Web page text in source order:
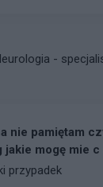
-
nie pamiętam
jakie mogę mie c
przypadek